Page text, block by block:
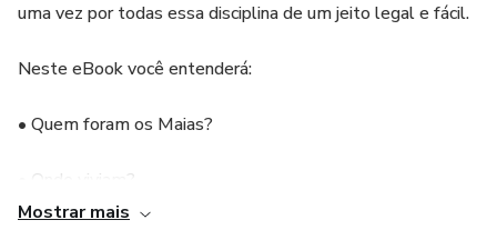
uma vez por todas essa disciplina de um jeito legal e fácil.
Neste eBook você entenderá:
• Quem foram os Maias?
• Onde viviam?
Mostrar mais